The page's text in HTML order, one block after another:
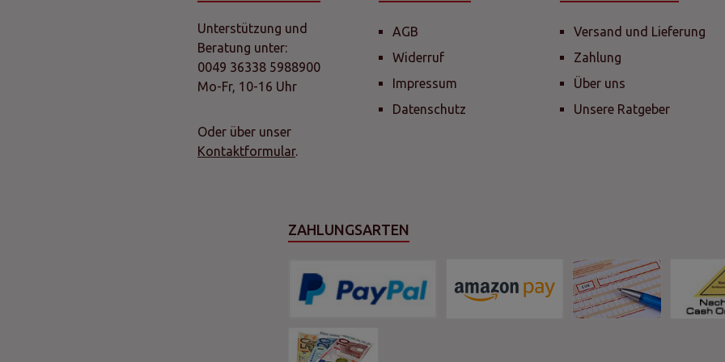
Unterstützung und
Beratung unter:
0049 36338 5988900
Mo-Fr, 10-16 Uhr
Oder über unser
Kontaktformular.
AGB
Widerruf
Impressum
Datenschutz
Versand und Lieferung
Zahlung
Über uns
Unsere Ratgeber
ZAHLUNGSARTEN